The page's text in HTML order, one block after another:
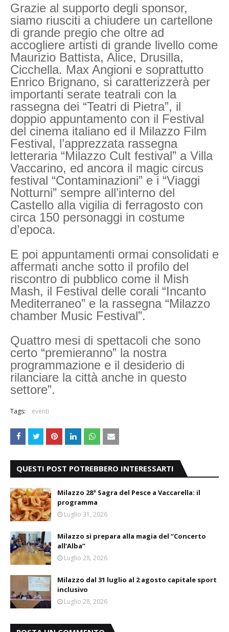
Grazie al supporto degli sponsor,
siamo riusciti a chiudere un cartellone
di grande pregio che oltre ad
accogliere artisti di grande livello come
Maurizio Battista, Alice, Drusilla,
Cicchella. Max Angioni e soprattutto
Enrico Brignano, si caratterizzerà per
importanti serate teatrali con la
rassegna dei “Teatri di Pietra”, il
doppio appuntamento con il Festival
del cinema italiano ed il Milazzo Film
Festival, l’apprezzata rassegna
letteraria “Milazzo Cult festival” a Villa
Vaccarino, ed ancora il magic circus
festival “Contaminazioni” e i “Viaggi
Notturni” sempre all’interno del
Castello alla vigilia di ferragosto con
circa 150 personaggi in costume
d’epoca.
E poi appuntamenti ormai consolidati e
affermati anche sotto il profilo del
riscontro di pubblico come il Mish
Mash, il Festival delle corali “Incanto
Mediterraneo” e la rassegna “Milazzo
chamber Music Festival”.
Quattro mesi di spettacoli che sono
certo “premieranno” la nostra
programmazione e il desiderio di
rilanciare la città anche in questo
settore”.
Tags: eventi
QUESTI POST POTREBBERO INTERESSARTI
Milazzo 28ª Sagra del Pesce a Vaccarella: il
programma
Luglio 31, 2026
Milazzo si prepara alla magia del “Concerto
all’Alba”
Luglio 28, 2026
Milazzo dal 31 luglio al 2 agosto capitale sport
inclusivo
Luglio 28, 2026